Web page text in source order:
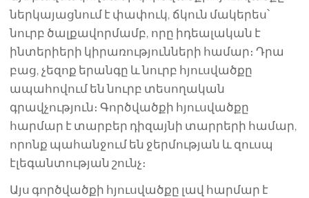
ներկայացնում է փափուկ, ճկուն մակերես՝
նուրբ ծալքավորմամբ, որը իդեալական է
ինտերիերի կիրառությունների համար։ Դրա
բաց, չեզոք երանգը և նուրբ հյուսվածքը
ապահովում են նուրբ տեսողական
գրավչություն։ Գործվածքի հյուսվածքը
հարմար է տարբեր դիզայնի տարրերի համար,
որոնք պահանջում են ջերմության և զուսպ
էլեգանտության շունչ։
Այս գործվածքի հյուսվածքը լավ հարմար է